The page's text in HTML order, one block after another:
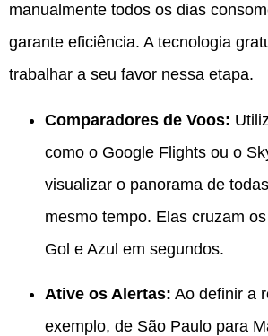
manualmente todos os dias
garante eficiência. A tecnologia
trabalhar a seu favor nessa etapa.
Comparadores de Voos:
como o Google Flights ou o
visualizar o panorama de
mesmo tempo. Elas cruzam
Gol e Azul em segundos.
Ative os Alertas: Ao definir a
exemplo, de São Paulo para